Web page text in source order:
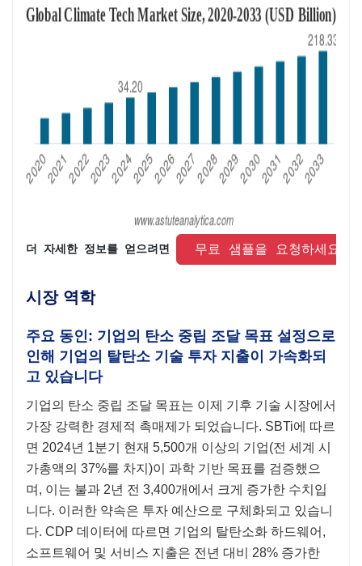
더 자세한 정보를 얻으려면 무료 샘플을 요청하세요
시장 역학
주요 동인: 기업의 탄소 중립 조달 목표 설정으로
인해 기업의 탈탄소 기술 투자 지출이 가속화되
고 있습니다
기업의 탄소 중립 조달 목표는 이제 기후 기술 시장에서
가장 강력한 경제적 촉매제가 되었습니다. SBTi에 따르
면 2024년 1분기 현재 5,500개 이상의 기업(전 세계 시
가총액의 37%를 차지)이 과학 기반 목표를 검증했으
며, 이는 불과 2년 전 3,400개에서 크게 증가한 수치입
니다. 이러한 약속은 투자 예산으로 구체화되고 있습니
다. CDP 데이터에 따르면 기업의 탈탄소화 하드웨어,
소프트웨어 및 서비스 지출은 전년 대비 28% 증가한